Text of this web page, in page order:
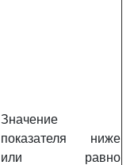
Значение
показателя ниже
или равно